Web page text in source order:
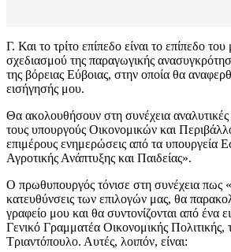
Γ. Και το τρίτο επίπεδο είναι το επίπεδο
σχεδιασμού της παραγωγικής
της βόρειας Εύβοιας, στην οποία θα
εισήγησής μου.
Θα ακολουθήσουν στη συνέχεια
τους υπουργούς Οικονομικών και
επιμέρους ενημερώσεις από τα υπουργεία
Αγροτικής Ανάπτυξης και Παιδείας».
Ο πρωθυπουργός τόνισε στη συνέχεια πως
κατευθύνσεις των επιλογών μας, θα
γραφείο μου και θα συντονίζονται από ένα
Γενικό Γραμματέα Οικονομικής
Τριαντόπουλο. Αυτές, λοιπόν, είναι: